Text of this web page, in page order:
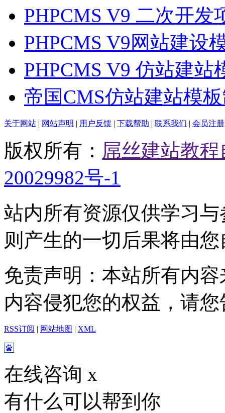
PHPCMS V9 二次开发
PHPCMS V9网站建设
PHPCMS V9 仿站建站
帝国CMS仿站建站模
关于网站 | 网站声明 | 用户反馈 | 下载帮助 | 联系我们 | 会员注册
版权所有： 屌丝建站教
20029982号-1
站内所有资源仅供学习
则产生的一切后果将由
免责声明：本站所有内
内容侵犯您的权益，请
RSS订阅 | 网站地图 | XML
在线咨询 x
有什么可以帮到你